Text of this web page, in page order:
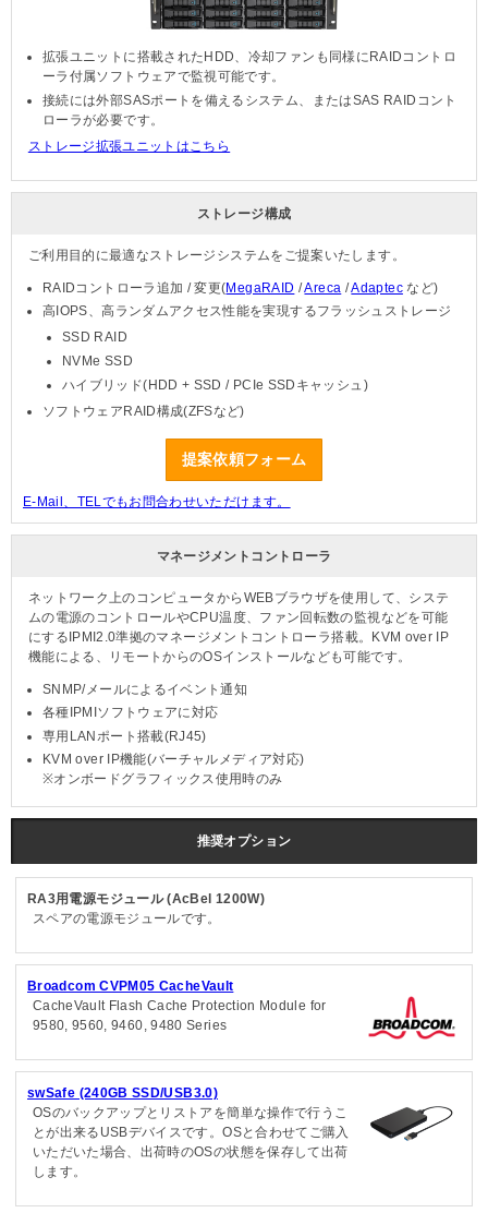
拡張ユニットに搭載されたHDD、冷却ファンも同様にRAIDコントロ
ーラ付属ソフトウェアで監視可能です。
接続には外部SASポートを備えるシステム、またはSAS RAIDコント
ローラが必要です。
ストレージ拡張ユニットはこちら
ストレージ構成
ご利用目的に最適なストレージシステムをご提案いたします。
RAIDコントローラ追加 / 変更(MegaRAID /Areca /Adaptecなど)
高IOPS、高ランダムアクセス性能を実現するフラッシュストレージ
SSD RAID
NVMe SSD
ハイブリッド(HDD + SSD / PCIe SSDキャッシュ)
ソフトウェアRAID構成(ZFSなど)
提案依頼フォーム
E-Mail、TELでもお問合わせいただけます。
マネージメントコントローラ
ネットワーク上のコンピュータからWEBブラウザを使用して、システ
ムの電源のコントロールやCPU温度、ファン回転数の監視などを可能
にするIPMI2.0準拠のマネージメントコントローラ搭載。KVM over IP
機能による、リモートからのOSインストールなども可能です。
SNMP/メールによるイベント通知
各種IPMIソフトウェアに対応
専用LANポート搭載(RJ45)
KVM over IP機能(バーチャルメディア対応)
※オンボードグラフィックス使用時のみ
推奨オプション
RA3用電源モジュール (AcBel 1200W)
スペアの電源モジュールです。
Broadcom CVPM05 CacheVault
CacheVault Flash Cache Protection Module for
9580, 9560, 9460, 9480 Series
swSafe (240GB SSD/USB3.0)
OSのバックアップとリストアを簡単な操作で行うこ
とが出来るUSBデバイスです。OSと合わせてご購入
いただいた場合、出荷時のOSの状態を保存して出荷
します。